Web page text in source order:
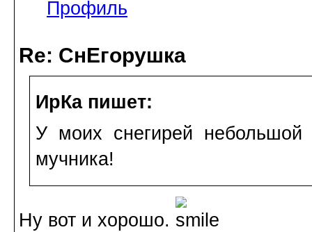
Профиль
Re: СнЕгорушка
ИрКа пишет:
У моих снегирей небольшой
мучника!
Ну вот и хорошо.